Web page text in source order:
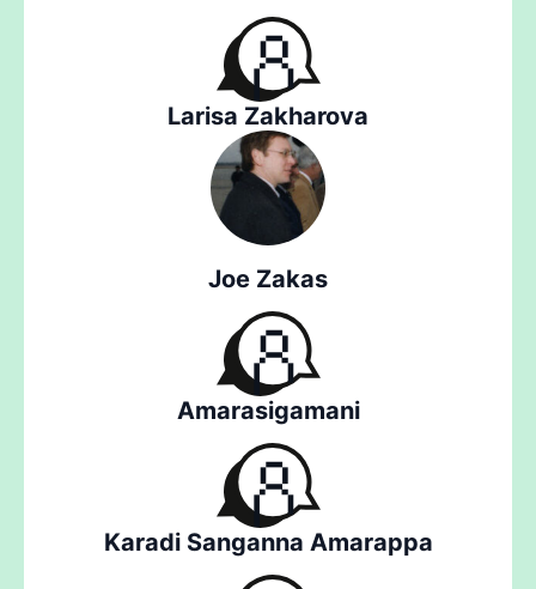
Larisa Zakharova
Joe Zakas
Amarasigamani
Karadi Sanganna Amarappa